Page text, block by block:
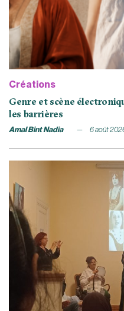
Créations
Genre et scène
les barrières
Amal Bint Nadia 6 août